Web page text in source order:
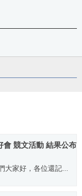
會 競文活動 結果公布
大家好，各位還記...